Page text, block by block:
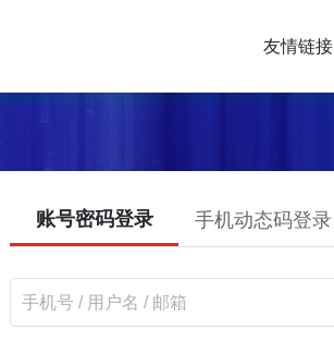
友情链接
账号密码登录 手机动态码登录